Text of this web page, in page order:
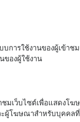
รือช่วงเทศกาลที่มีความ
บการใช้งานของผู้เข้า
ของผู้ใช้งาน
มเว็บไซต์เพื่อแสดงโ
ะผู้โฆษณาสำหรับบุคคล